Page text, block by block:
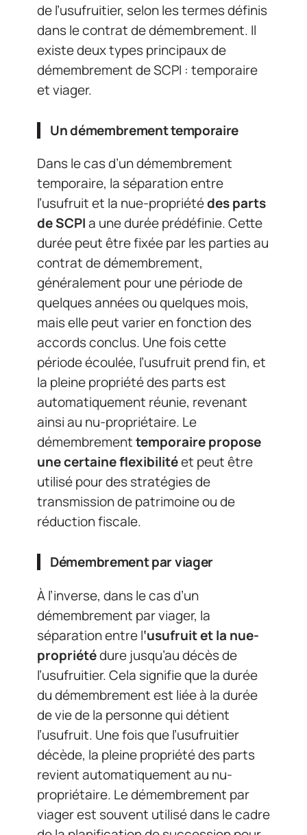
de l’usufruitier, selon les termes définis
dans le contrat de démembrement. Il
existe deux types principaux de
démembrement de SCPI : temporaire
et viager.
Un démembrement temporaire
Dans le cas d’un démembrement
temporaire, la séparation entre
l’usufruit et la nue-propriétédes parts
de SCPIa une durée prédéfinie. Cette
durée peut être fixée par les parties au
contrat de démembrement,
généralement pour une période de
quelques années ou quelques mois,
mais elle peut varier en fonction des
accords conclus. Une fois cette
période écoulée, l’usufruit prend fin, et
la pleine propriété des parts est
automatiquement réunie, revenant
ainsi au nu-propriétaire. Le
démembrementtemporaire propose
une certaine flexibilitéet peut être
utilisé pour des stratégies de
transmission de patrimoine ou de
réduction fiscale.
Démembrement par viager
À l’inverse, dans le cas d’un
démembrement par viager, la
séparation entre l‘usufruit et la nue-
propriétédure jusqu’au décès de
l’usufruitier. Cela signifie que la durée
du démembrement est liée à la durée
de vie de la personne qui détient
l’usufruit. Une fois que l’usufruitier
décède, la pleine propriété des parts
revient automatiquement au nu-
propriétaire. Le démembrement par
viager est souvent utilisé dans le cadre